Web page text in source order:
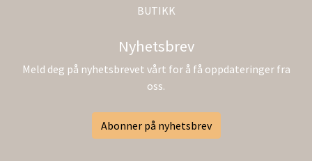
BUTIKK
Nyhetsbrev
Meld deg på nyhetsbrevet vårt for å få oppdateringer fra
oss.
Abonner på nyhetsbrev